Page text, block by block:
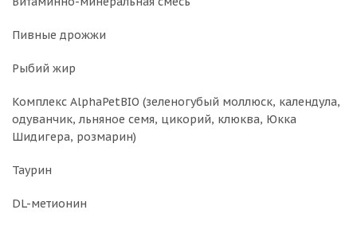
Пивные дрожжи
Рыбий жир
Комплекс AlphaPetBIO (зеленогубый моллюск, календула,
одуванчик, льняное семя, цикорий, клюква, Юкка
Шидигера, розмарин)
Таурин
DL-метионин